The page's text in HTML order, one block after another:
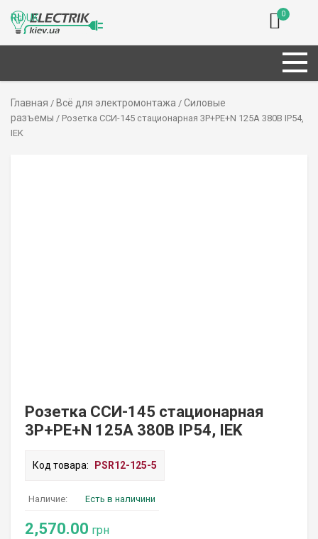
0
Главная / Всё для электромонтажа / Силовые
разъемы / Розетка ССИ-145 стационарная 3P+PE+N 125А 380В IP54,
IEK
Розетка ССИ-145 стационарная
3P+PE+N 125А 380В IP54, IEK
Код товара: PSR12-125-5
Наличие: Есть в наличини
2,570.00 грн
RUUK